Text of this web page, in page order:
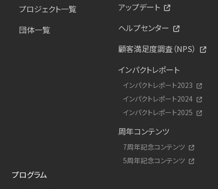
プロジェクト一覧
団体一覧
アップデート
ヘルプセンター
顧客満足度調査（NPS）
インパクトレポート
インパクトレポート2023
インパクトレポート2024
インパクトレポート2025
周年コンテンツ
7周年記念コンテンツ
5周年記念コンテンツ
プログラム